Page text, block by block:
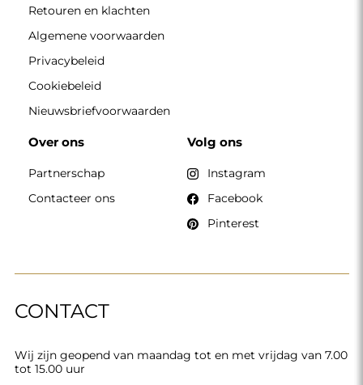
CONTACT
Wij zijn geopend van maandag tot en met vrijdag van 7.00
tot 15.00 uur
Retouren en klachten
Algemene voorwaarden
Privacybeleid
Cookiebeleid
Nieuwsbriefvoorwaarden
Over ons
Partnerschap
Contacteer ons
Volg ons
Instagram
Facebook
Pinterest